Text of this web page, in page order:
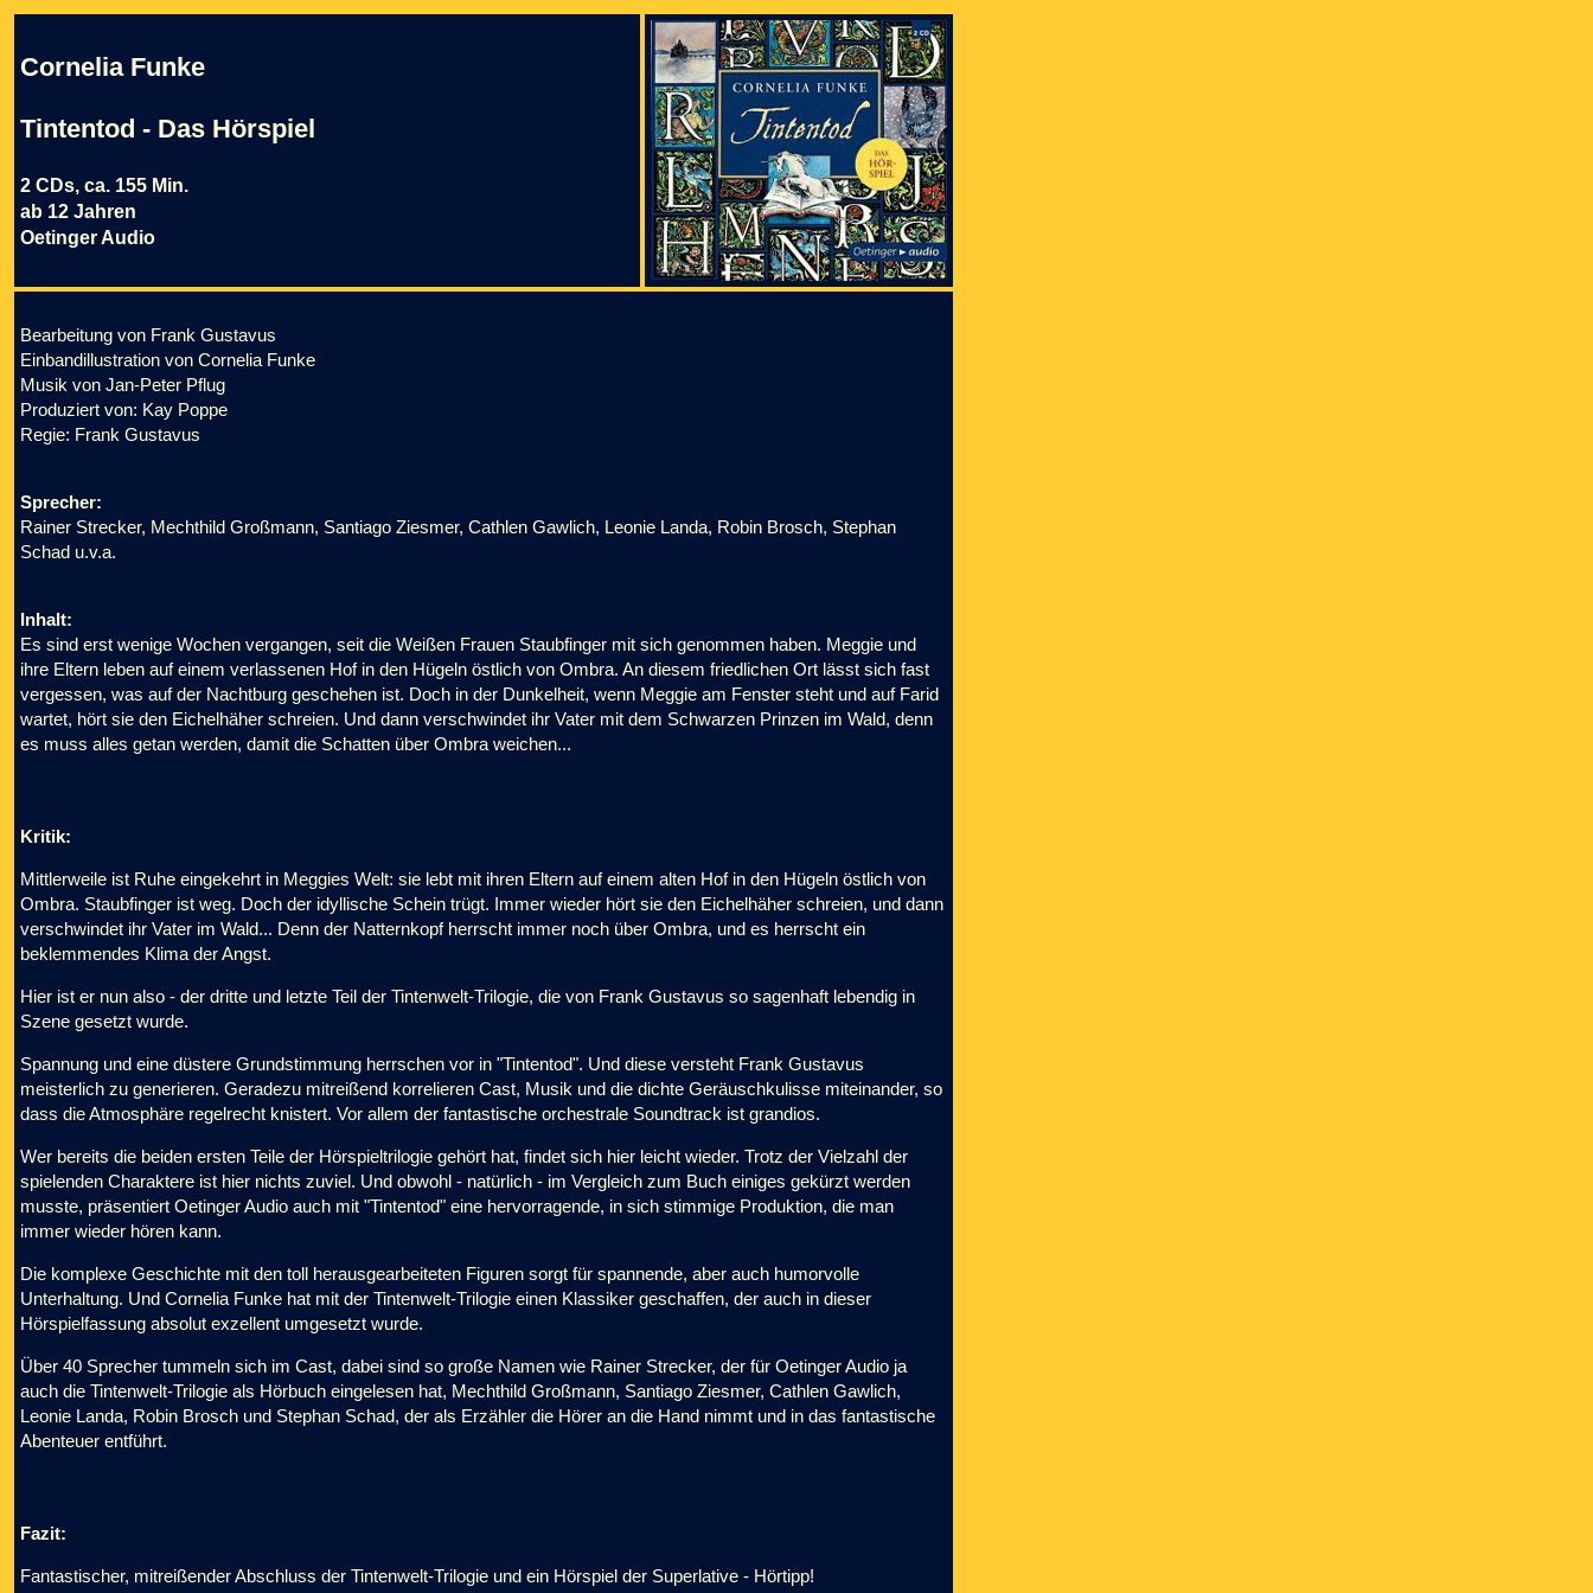
Cornelia Funke
Tintentod - Das Hörspiel
2 CDs, ca. 155 Min.
ab 12 Jahren
Oetinger Audio
Bearbeitung von Frank Gustavus
Einbandillustration von Cornelia Funke
Musik von Jan-Peter Pflug
Produziert von: Kay Poppe
Regie: Frank Gustavus
Sprecher:
Rainer Strecker, Mechthild Großmann, Santiago Ziesmer, Cathlen Gawlich, Leonie Landa, Robin Brosch, Stephan
Schad u.v.a.
Inhalt:
Es sind erst wenige Wochen vergangen, seit die Weißen Frauen Staubfinger mit sich genommen haben. Meggie und
ihre Eltern leben auf einem verlassenen Hof in den Hügeln östlich von Ombra. An diesem friedlichen Ort lässt sich fast
vergessen, was auf der Nachtburg geschehen ist. Doch in der Dunkelheit, wenn Meggie am Fenster steht und auf Farid
wartet, hört sie den Eichelhäher schreien. Und dann verschwindet ihr Vater mit dem Schwarzen Prinzen im Wald, denn
es muss alles getan werden, damit die Schatten über Ombra weichen...
Kritik:
Mittlerweile ist Ruhe eingekehrt in Meggies Welt: sie lebt mit ihren Eltern auf einem alten Hof in den Hügeln östlich von
Ombra. Staubfinger ist weg. Doch der idyllische Schein trügt. Immer wieder hört sie den Eichelhäher schreien, und dann
verschwindet ihr Vater im Wald... Denn der Natternkopf herrscht immer noch über Ombra, und es herrscht ein
beklemmendes Klima der Angst.
Hier ist er nun also - der dritte und letzte Teil der Tintenwelt-Trilogie, die von Frank Gustavus so sagenhaft lebendig in
Szene gesetzt wurde.
Spannung und eine düstere Grundstimmung herrschen vor in "Tintentod". Und diese versteht Frank Gustavus
meisterlich zu generieren. Geradezu mitreißend korrelieren Cast, Musik und die dichte Geräuschkulisse miteinander, so
dass die Atmosphäre regelrecht knistert. Vor allem der fantastische orchestrale Soundtrack ist grandios.
Wer bereits die beiden ersten Teile der Hörspieltrilogie gehört hat, findet sich hier leicht wieder. Trotz der Vielzahl der
spielenden Charaktere ist hier nichts zuviel. Und obwohl - natürlich - im Vergleich zum Buch einiges gekürzt werden
musste, präsentiert Oetinger Audio auch mit "Tintentod" eine hervorragende, in sich stimmige Produktion, die man
immer wieder hören kann.
Die komplexe Geschichte mit den toll herausgearbeiteten Figuren sorgt für spannende, aber auch humorvolle
Unterhaltung. Und Cornelia Funke hat mit der Tintenwelt-Trilogie einen Klassiker geschaffen, der auch in dieser
Hörspielfassung absolut exzellent umgesetzt wurde.
Über 40 Sprecher tummeln sich im Cast, dabei sind so große Namen wie Rainer Strecker, der für Oetinger Audio ja
auch die Tintenwelt-Trilogie als Hörbuch eingelesen hat, Mechthild Großmann, Santiago Ziesmer, Cathlen Gawlich,
Leonie Landa, Robin Brosch und Stephan Schad, der als Erzähler die Hörer an die Hand nimmt und in das fantastische
Abenteuer entführt.
Fazit:
Fantastischer, mitreißender Abschluss der Tintenwelt-Trilogie und ein Hörspiel der Superlative - Hörtipp!